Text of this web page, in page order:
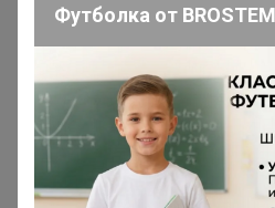
Еленадуховная психология
Каждый сам, своей Волей решает,
Жить в неведении и страдать или
понимания её
Футболка от